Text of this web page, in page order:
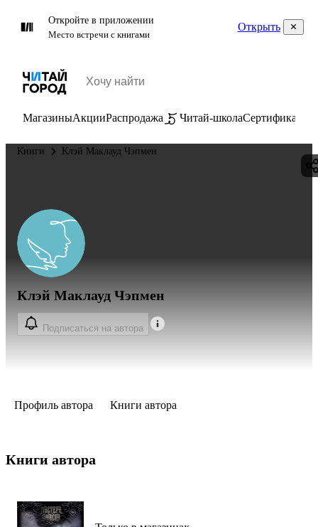
Откройте в приложении
Место встречи с книгами
Открыть
МагазиныАкцииРаспродажа Читай-школаСертификаты
Книги Клэй Маклауд Чэпмен
Клэй Маклауд Чэпмен
Подписаться на автора
Профиль автора Книги автора
Книги автора